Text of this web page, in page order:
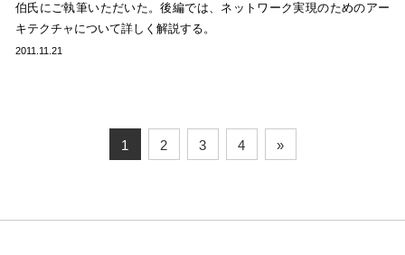
伯氏にご執筆いただいた。後編では、ネットワーク実現のためのアー
キテクチャについて詳しく解説する。
2011.11.21
1 2 3 4 »